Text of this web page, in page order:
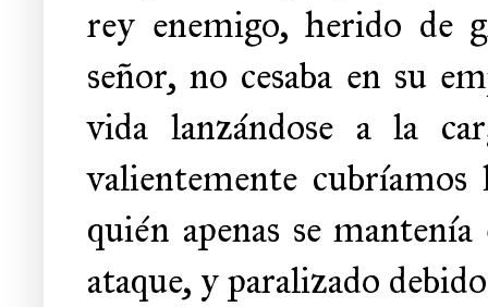
rey enemigo, herido de
señor, no cesaba en su
vida lanzándose a la
valientemente
quién apenas se
ataque, y paralizado